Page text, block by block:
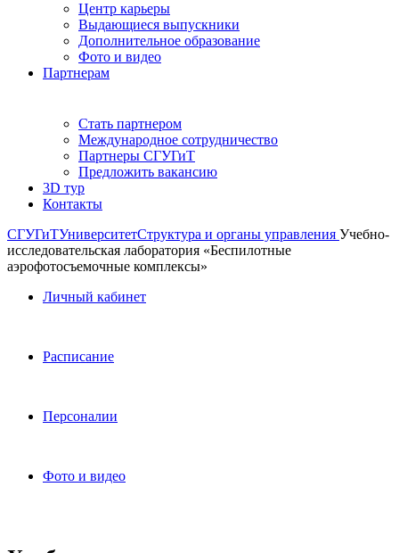
Центр карьеры
Выдающиеся выпускники
Дополнительное образование
Фото и видео
Партнерам
Стать партнером
Международное сотрудничество
Партнеры СГУГиТ
Предложить вакансию
3D тур
Контакты
СГУГиТУниверситетСтруктура и органы управления Учебно-
исследовательская лаборатория «Беспилотные
аэрофотосъемочные комплексы»
Личный кабинет
Расписание
Персоналии
Фото и видео